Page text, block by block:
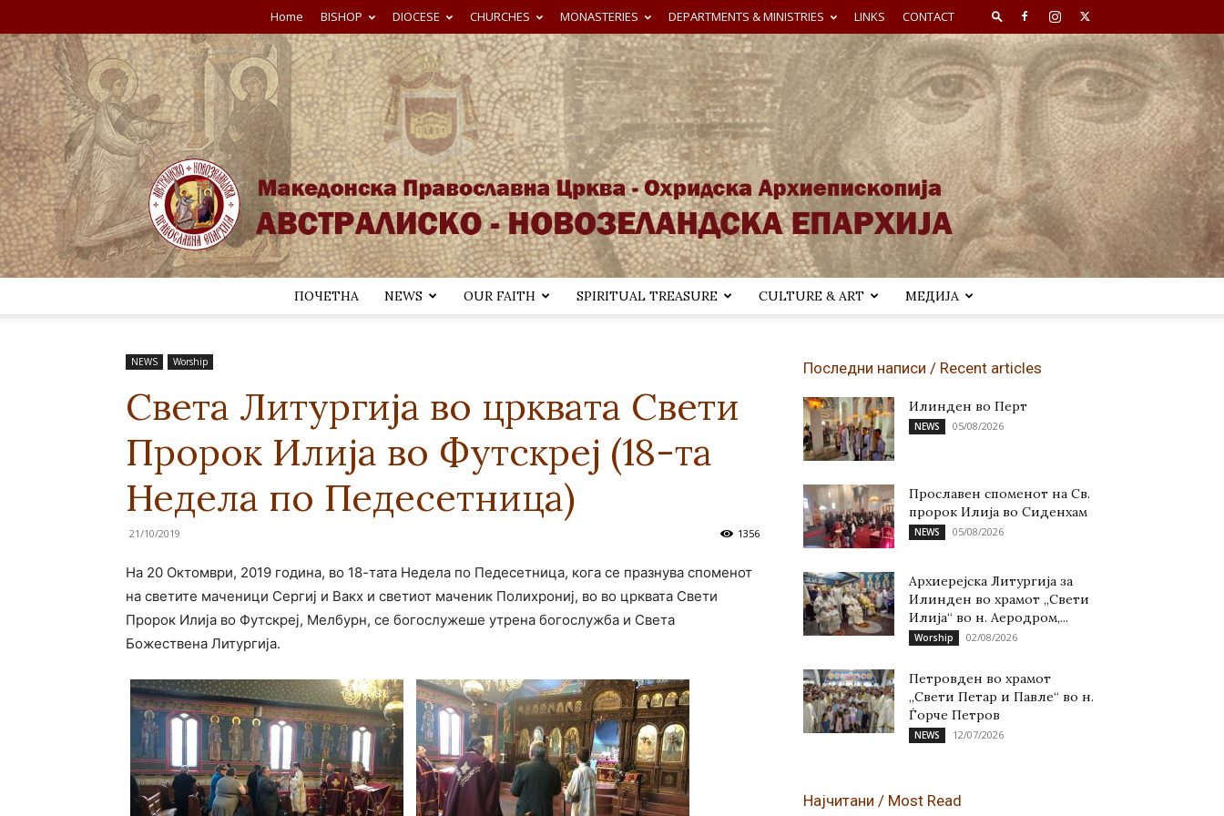
Home BISHOP DIOCESE CHURCHES MONASTERIES DEPARTMENTS & MINISTRIES LINKS CONTACT
новозеландска
Епархија
ПОЧЕТНА NEWS OUR FAITH SPIRITUAL TREASURE CULTURE & ART МЕДИЈА
NEWS Worship
Света Литургија во црквата Свети
Пророк Илија во Футскреј (18-та
Недела по Педесетница)
21/10/2019 1356
На 20 Октомври, 2019 година, во 18-тата Недела по Педесетница, кога се празнува споменот
на светите маченици Сергиј и Вакх и светиот маченик Полихрониј, во во црквата Свети
Пророк Илија во Футскреј, Мелбурн, се богослужеше утрена богослужба и Света
Божествена Литургија.
Последни написи / Recent articles
Илинден во Перт
NEWS 05/08/2026
Прославен споменот на Св.
пророк Илија во Сиденхам
NEWS 05/08/2026
Архиерејска Литургија за
Илинден во храмот „Свети
Илија“ во н. Аеродром,...
Worship 02/08/2026
Петровден во храмот
„Свети Петар и Павле“ во н.
Ѓорче Петров
NEWS 12/07/2026
Најчитани / Most Read